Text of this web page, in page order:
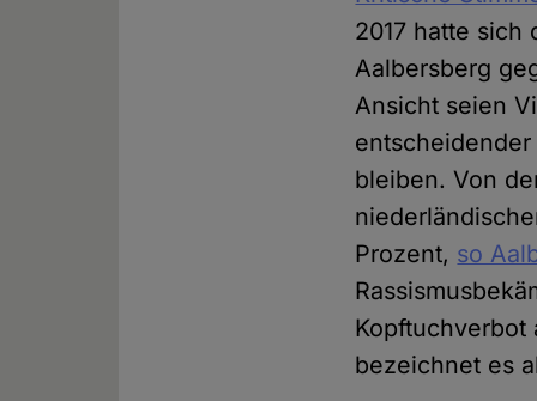
2017 hatte sich
Aalbersberg
Ansicht seien
bleiben. Von
Prozent, so
bezeichnet es